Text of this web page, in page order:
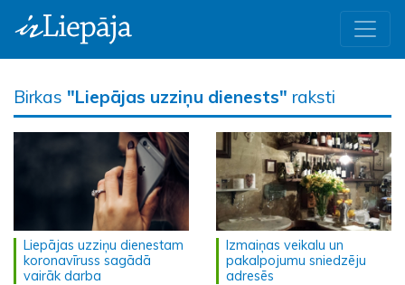
Birkas "Liepājas uzziņu dienests" raksti
Liepājas uzziņu dienestam
koronavīruss sagādā
vairāk darba
Izmaiņas veikalu un
pakalpojumu sniedzēju
adresēs